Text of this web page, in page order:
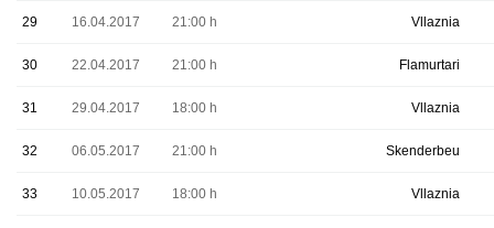
29 16.04.2017 21:00 h Vllaznia
30 22.04.2017 21:00 h Flamurtari
31 29.04.2017 18:00 h Vllaznia
32 06.05.2017 21:00 h Skenderbeu
33 10.05.2017 18:00 h Vllaznia